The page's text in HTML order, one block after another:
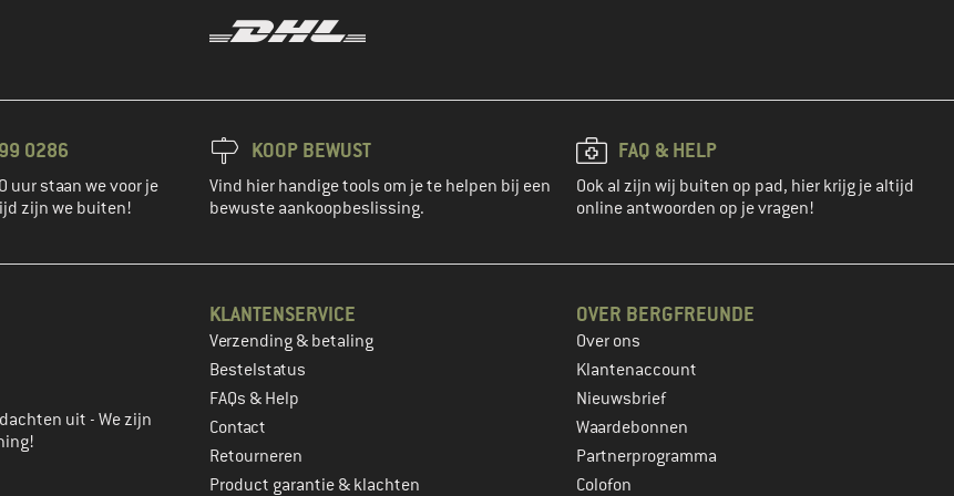
0286
uur staan we voor je
zijn we buiten!
KOOP BEWUST
Vind hier handige tools om je te helpen bij een
bewuste aankoopbeslissing.
FAQ & HELP
Ook al zijn wij buiten op pad, hier krijg je altijd
online antwoorden op je vragen!
uit - We zijn
KLANTENSERVICE
Verzending & betaling
Bestelstatus
FAQs & Help
Contact
Retourneren
Product garantie & klachten
OVER BERGFREUNDE
Over ons
Klantenaccount
Nieuwsbrief
Waardebonnen
Partnerprogramma
Colofon